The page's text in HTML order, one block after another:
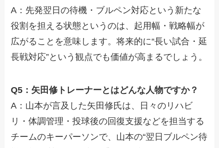
A：先発翌日の待機・ブルペン対応という新たな
役割を担える状態というのは、起用幅・戦略幅が
広がることを意味します。将来的に“長い試合・延
長戦対応”という観点でも価値が高まるでしょう。
Q5：矢田修トレーナーとはどんな人物ですか？
A：山本が言及した矢田修氏は、日々のリハビ
リ・体調管理・投球後の回復支援などを担当する
チームのキーパーソンで、山本の“翌日ブルペン待